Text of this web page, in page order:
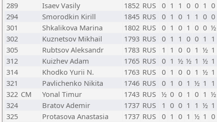
289
Isaev Vasily 1852 RUS 0 1 1 0 0 1 0
294
Smorodkin Kirill 1845 RUS 0 1 0 1 1 0 0
301
Shkalikova Marina 1802 RUS 0 1 0 1 0 0 ½
302
Kuznetsov Mikhail 1793 RUS 0 1 1 0 0 1 1
305
Rubtsov Aleksandr 1783 RUS 1 1 0 0 1 ½ 1
312
Kuizhev Adam 1765 RUS 0 1 ½ ½ 1 ½ 1
314
Khodko Yurii N. 1763 RUS 0 1 0 0 1 ½ 1
321
Pavlichenko Nikita 1746 RUS 0 1 0 1 ½ 1 1
322 CM Yonal Timur 1743 RUS ½ 0 0 1 0 1 ½
324
Bratov Ademir 1737 RUS 1 0 0 1 1 ½ 1
325
Protasova Anastasia 1737 RUS 0 1 0 1 ½ 1 0